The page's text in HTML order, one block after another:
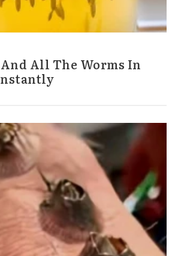
And All The Worms In